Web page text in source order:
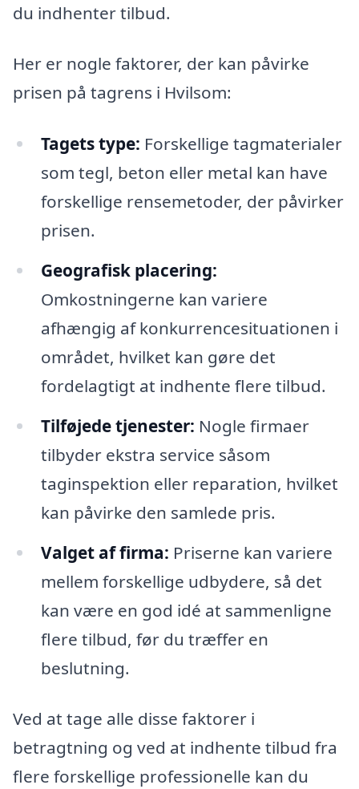
du indhenter tilbud.
Her er nogle faktorer, der kan påvirke
prisen på tagrens i Hvilsom:
Tagets type: Forskellige tagmaterialer
som tegl, beton eller metal kan have
forskellige rensemetoder, der påvirker
prisen.
Geografisk placering:
Omkostningerne kan variere
afhængig af konkurrencesituationen i
området, hvilket kan gøre det
fordelagtigt at indhente flere tilbud.
Tilføjede tjenester: Nogle firmaer
tilbyder ekstra service såsom
taginspektion eller reparation, hvilket
kan påvirke den samlede pris.
Valget af firma: Priserne kan variere
mellem forskellige udbydere, så det
kan være en god idé at sammenligne
flere tilbud, før du træffer en
beslutning.
Ved at tage alle disse faktorer i
betragtning og ved at indhente tilbud fra
flere forskellige professionelle kan du